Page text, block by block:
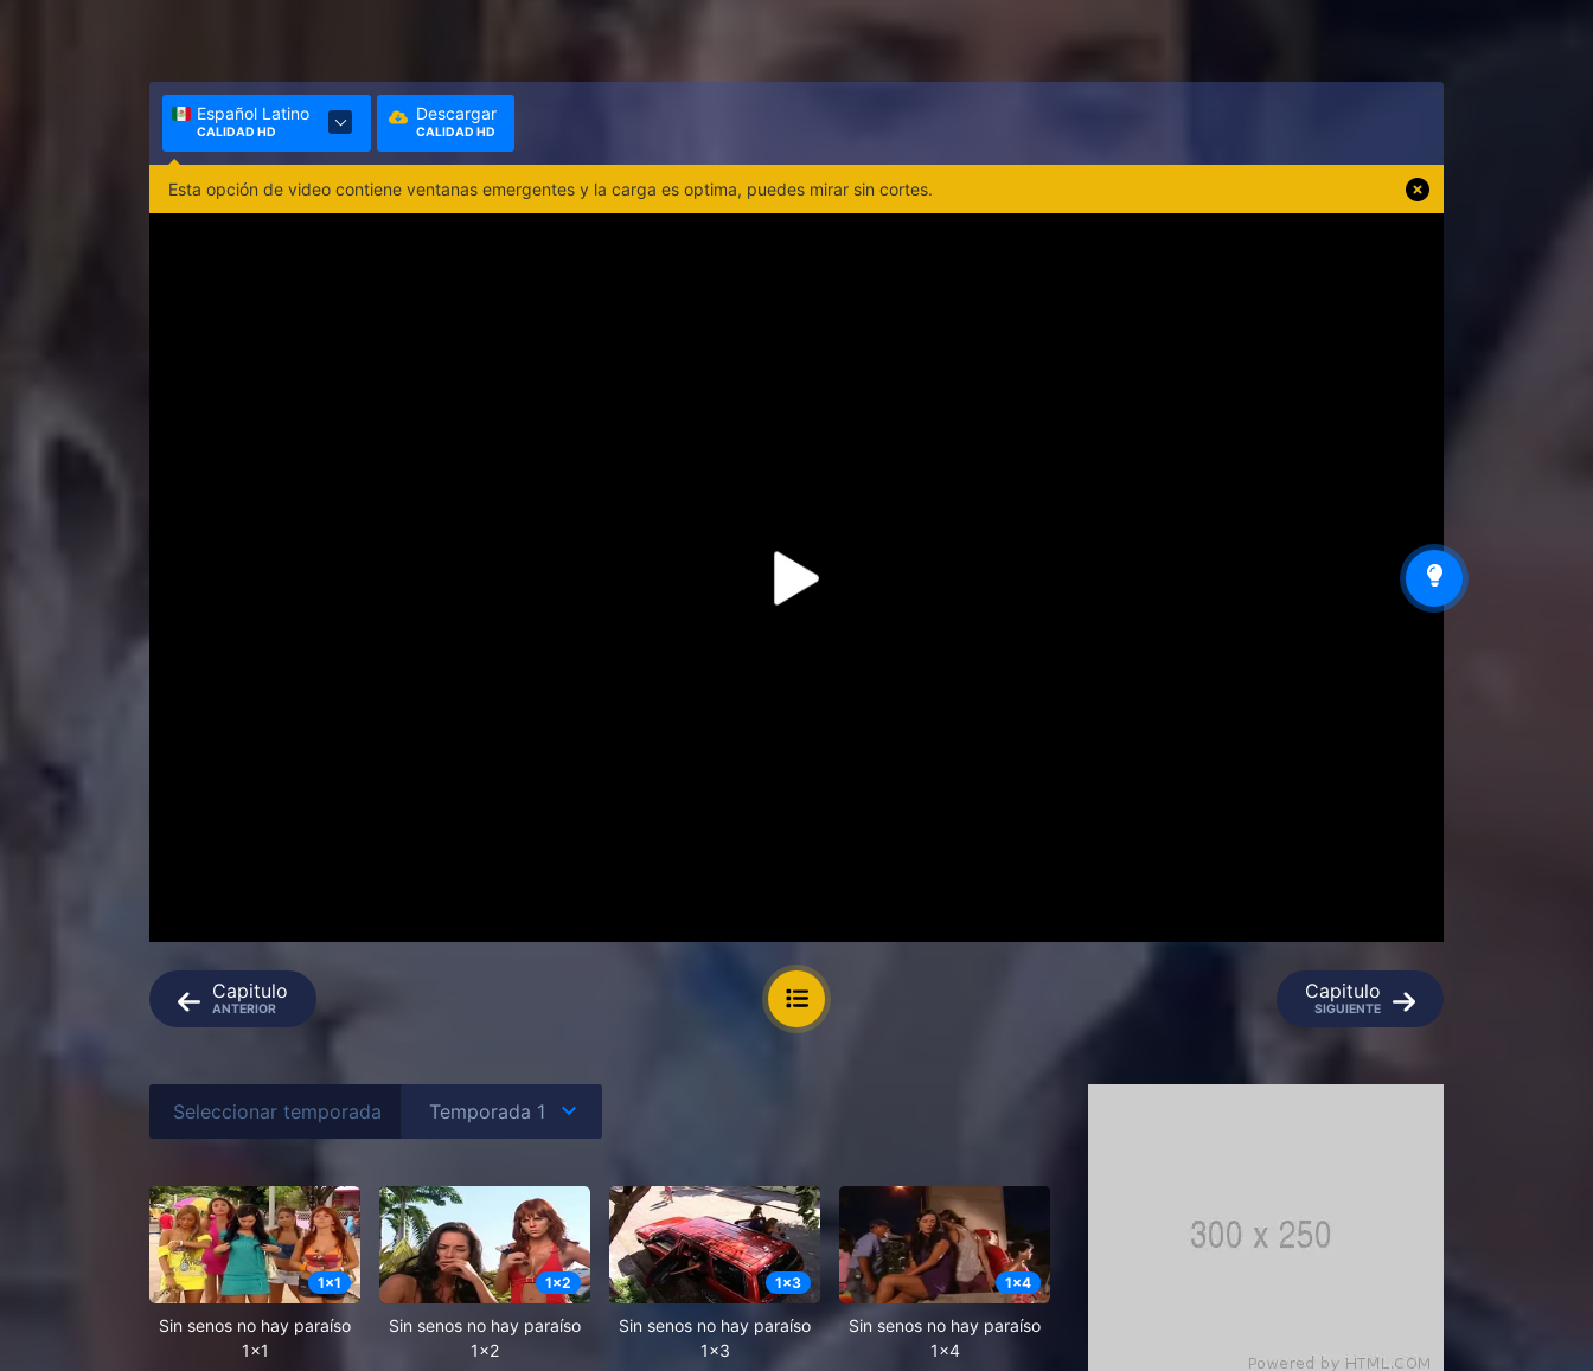
Español Latino
CALIDAD HD
Descargar
CALIDAD HD
Esta opción de video contiene ventanas emergentes y la carga es optima, puedes mirar sin cortes.
Capitulo
ANTERIOR
Capitulo
SIGUIENTE
Seleccionar temporada
1x1
Sin senos no hay paraíso
1x1
1x2
Sin senos no hay paraíso
1x2
1x3
Sin senos no hay paraíso
1x3
1x4
Sin senos no hay paraíso
1x4